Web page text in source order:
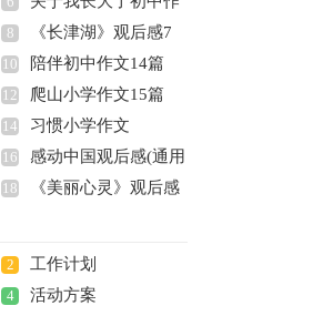
文600字汇总7篇
8
《长津湖》观后感7
篇
10 陪伴初中作文14篇
12 爬山小学作文15篇
14 习惯小学作文
16
感动中国观后感(通用
15篇)
18 《美丽心灵》观后感
2 工作计划
4 活动方案